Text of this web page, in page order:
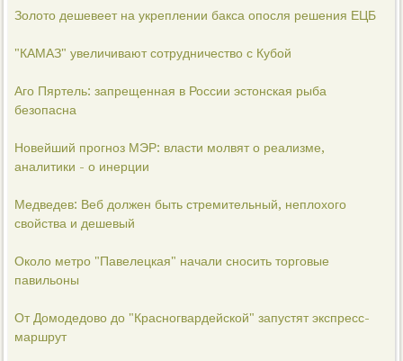
Золото дешевеет на укреплении бакса опосля решения ЕЦБ
"КАМАЗ" увеличивают сотрудничество с Кубой
Аго Пяртель: запрещенная в России эстонская рыба
безопасна
Новейший прогноз МЭР: власти молвят о реализме,
аналитики - о инерции
Медведев: Веб должен быть стремительный, неплохого
свойства и дешевый
Около метро "Павелецкая" начали сносить торговые
павильоны
От Домодедово до "Красногвардейской" запустят экспресс-
маршрут